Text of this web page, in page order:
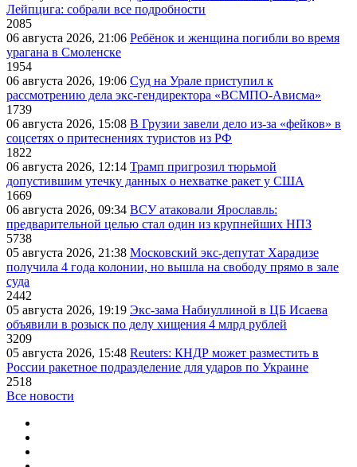
Лейпцига: собрали все подробности
2085
06 августа 2026, 21:06 Ребёнок и женщина погибли во время
урагана в Смоленске
1954
06 августа 2026, 19:06 Суд на Урале приступил к
рассмотрению дела экс-гендиректора «ВСМПО-Ависма»
1739
06 августа 2026, 15:08 В Грузии завели дело из-за «фейков» в
соцсетях о притеснениях туристов из РФ
1822
06 августа 2026, 12:14 Трамп пригрозил тюрьмой
допустившим утечку данных о нехватке ракет у США
1669
06 августа 2026, 09:34 ВСУ атаковали Ярославль:
предварительной целью стал один из крупнейших НПЗ
5738
05 августа 2026, 21:38 Московский экс-депутат Харадизе
получила 4 года колонии, но вышла на свободу прямо в зале
суда
2442
05 августа 2026, 19:19 Экс-зама Набиуллиной в ЦБ Исаева
объявили в розыск по делу хищения 4 млрд рублей
3209
05 августа 2026, 15:48 Reuters: КНДР может разместить в
России ракетное подразделение для ударов по Украине
2518
Все новости